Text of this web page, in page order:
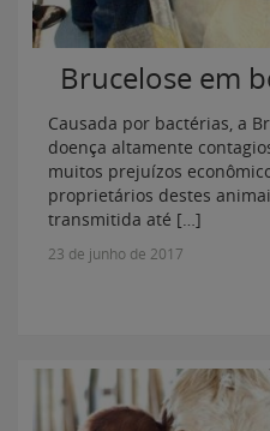
Brucelose em
Causada por bactérias, a
doença altamente
muitos prejuízos
proprietários destes
transmitida até […]
23 de junho de 2017